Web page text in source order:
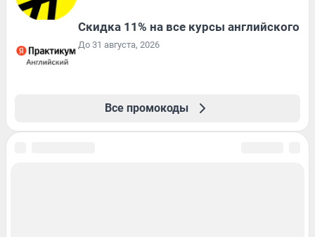
Скидка 11% на все курсы английского
До 31 августа, 2026
Все промокоды